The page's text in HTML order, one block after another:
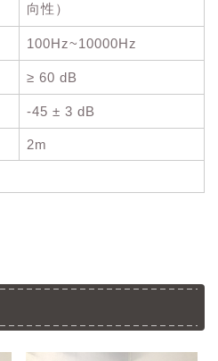
向性）
100Hz~10000Hz
≥ 60 dB
-45 ± 3 dB
2m